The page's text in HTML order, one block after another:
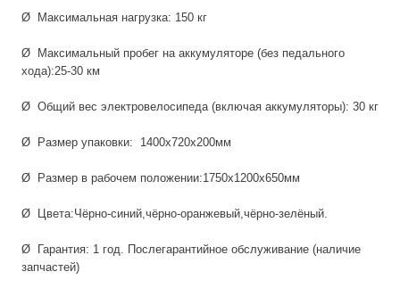
Ø Максимальная нагрузка: 150 кг
Ø Максимальный пробег на аккумуляторе (без педального
хода):25-30 км
Ø Общий вес электровелосипеда (включая аккумуляторы): 30 кг
Ø Размер упаковки: 1400x720x200мм
Ø Размер в рабочем положении:1750x1200x650мм
Ø Цвета:Чёрно-синий,чёрно-оранжевый,чёрно-зелёный.
Ø Гарантия: 1 год. Послегарантийное обслуживание (наличие
запчастей)